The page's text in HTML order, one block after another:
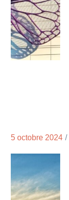
5 octobre 2024